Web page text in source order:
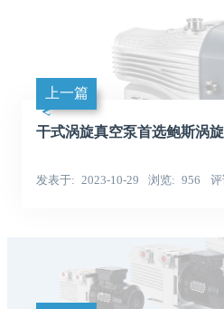
上一篇
干式涡旋真空泵首选鲍斯涡
发表于 2023-10-29 浏览 956